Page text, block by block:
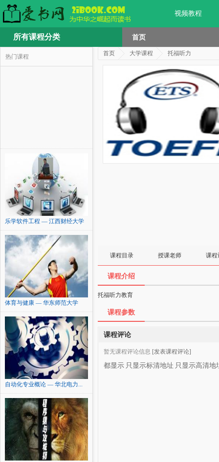
视频教程
所有课程分类 首页
热门课程
乐学软件工程 — 江西财经大学
体育与健康 — 华东师范大学
自动化专业概论 — 华北电力...
首页 大学课程 托福听力
课程目录 授课老师 课程
课程介绍
托福听力教育
课程参数
课程评论
暂无课程评论信息 [发表课程评论]
都显示 只显示标清地址 只显示高清地